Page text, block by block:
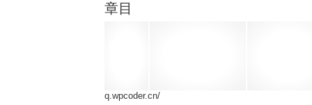
章目
q.wpcoder.cn/